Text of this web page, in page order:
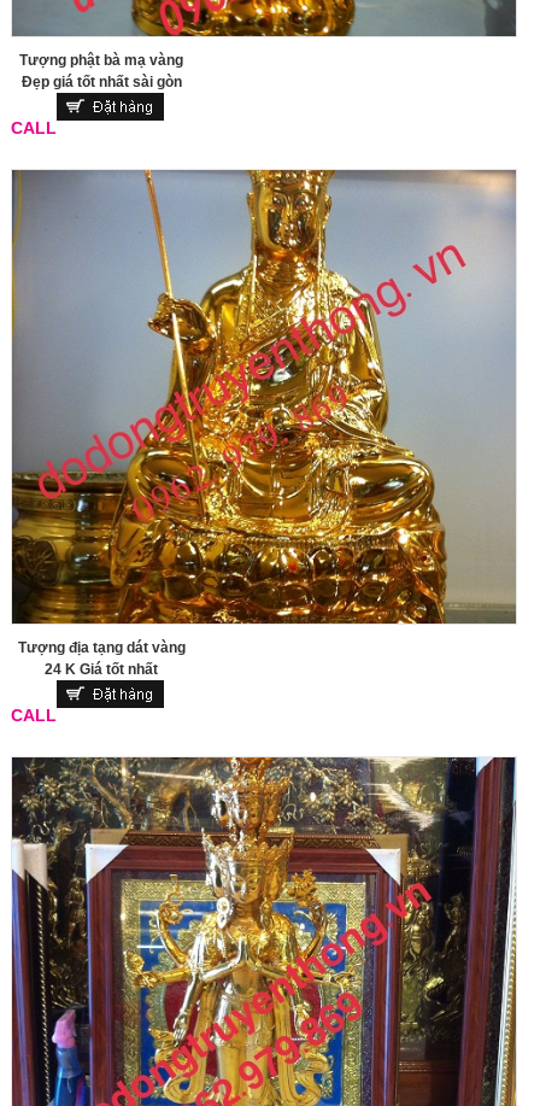
Tượng phật bà mạ vàng
Đẹp giá tốt nhất sài gòn
CALL
Tượng địa tạng dát vàng
24 K Giá tốt nhất
CALL